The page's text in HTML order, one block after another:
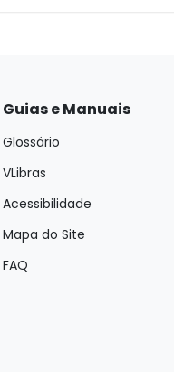
Guias e Manuais
Glossário
VLibras
Acessibilidade
Mapa do Site
FAQ